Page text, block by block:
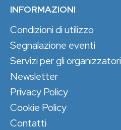
INFORMAZIONI
Condizioni di utilizzo
Segnalazione eventi
Servizi per gli organizzatori
Newsletter
Privacy Policy
Cookie Policy
Contatti